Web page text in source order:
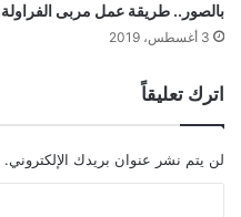
بالصور.. طريقة عمل مربى الفراولة
3 أغسطس، 2019
اترك تعليقاً
لن يتم نشر عنوان بريدك الإلكتروني.